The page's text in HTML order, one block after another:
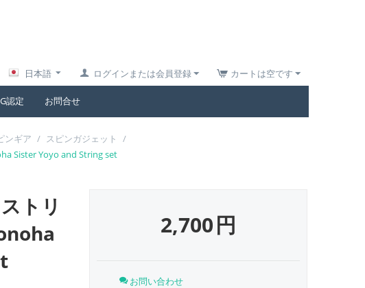
カートは空です
ログインまたは会員登録
日本語
認定 お問合せ
ンギア / スピンガジェット
/
Sister Yoyo and String set
トリ
2,700円
お問い合わせ